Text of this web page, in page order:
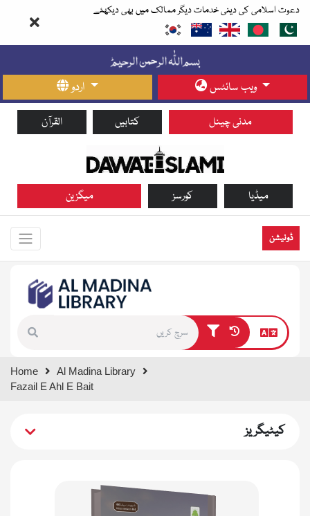
دعوت اسلامی کی دینی خدمات دیگر ممالک میں بھی دیکھئے
اردو ویب سائٹس
القرآن کتابیں مدنی چینل
میگزین کورسز میڈیا
ڈونیشن
results.
Home
Al Madina Library
Fazail E Ahl E Bait
کیٹیگریز